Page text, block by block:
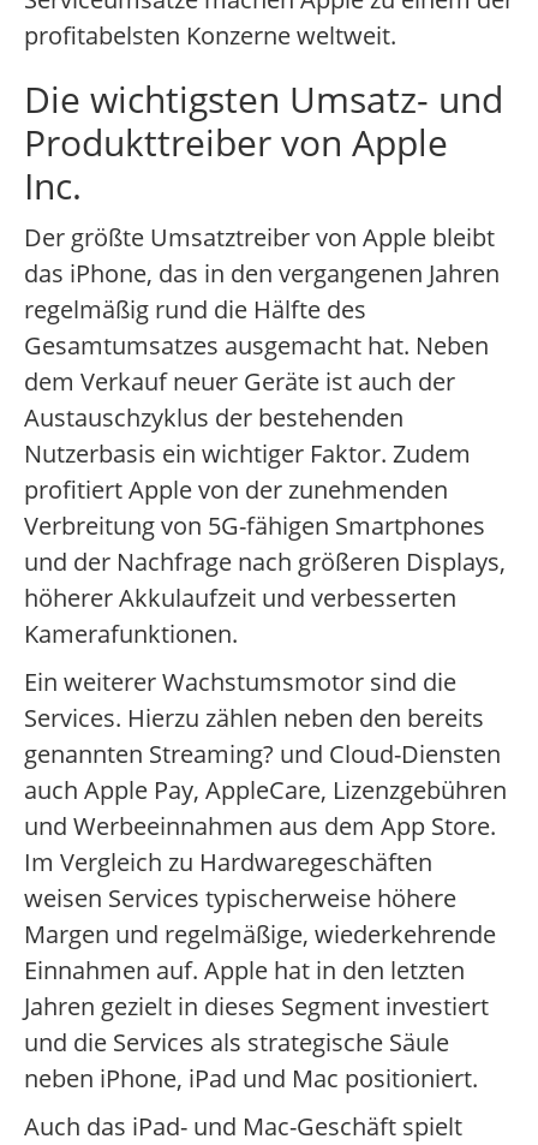
profitabelsten Konzerne weltweit.
Die wichtigsten Umsatz- und
Produkttreiber von Apple
Inc.
Der größte Umsatztreiber von Apple bleibt
das iPhone, das in den vergangenen Jahren
regelmäßig rund die Hälfte des
Gesamtumsatzes ausgemacht hat. Neben
dem Verkauf neuer Geräte ist auch der
Austauschzyklus der bestehenden
Nutzerbasis ein wichtiger Faktor. Zudem
profitiert Apple von der zunehmenden
Verbreitung von 5G-fähigen Smartphones
und der Nachfrage nach größeren Displays,
höherer Akkulaufzeit und verbesserten
Kamerafunktionen.
Ein weiterer Wachstumsmotor sind die
Services. Hierzu zählen neben den bereits
genannten Streaming? und Cloud-Diensten
auch Apple Pay, AppleCare, Lizenzgebühren
und Werbeeinnahmen aus dem App Store.
Im Vergleich zu Hardwaregeschäften
weisen Services typischerweise höhere
Margen und regelmäßige, wiederkehrende
Einnahmen auf. Apple hat in den letzten
Jahren gezielt in dieses Segment investiert
und die Services als strategische Säule
neben iPhone, iPad und Mac positioniert.
Auch das iPad- und Mac-Geschäft spielt